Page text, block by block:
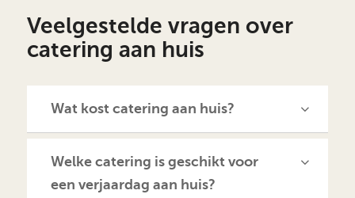
Veelgestelde vragen over
catering aan huis
Wat kost catering aan huis?
Welke catering is geschikt voor
een verjaardag aan huis?